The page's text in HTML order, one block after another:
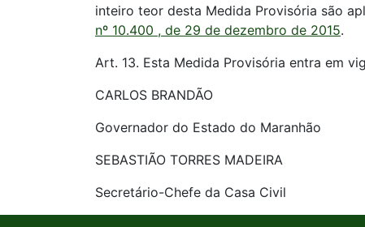
inteiro teor desta Medida Provisória são
nº 10.400 , de 29 de dezembro de 2015.
Art. 13. Esta Medida Provisória entra em
CARLOS BRANDÃO
Governador do Estado do Maranhão
SEBASTIÃO TORRES MADEIRA
Secretário-Chefe da Casa Civil